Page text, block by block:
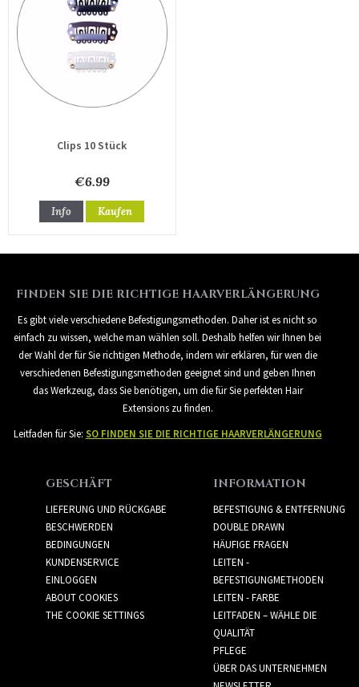
Clips 10 Stück
€6.99
Info Kaufen
FINDEN SIE DIE RICHTIGE HAARVERLÄNGERUNG
Es gibt viele verschiedene Befestigungsmethoden. Daher ist es nicht so
einfach zu wissen, welche man wählen soll. Deshalb helfen wir Ihnen bei
der Wahl der für Sie richtigen Methode, indem wir erklären, für wen die
verschiedenen Befestigungsmethoden geeignet sind und geben Ihnen
das Werkzeug, dass Sie benötigen, um die für Sie perfekten Hair
Extensions zu finden.
Leitfaden für Sie: SO FINDEN SIE DIE RICHTIGE HAARVERLÄNGERUNG
GESCHÄFT
LIEFERUNG UND RÜCKGABE
BESCHWERDEN
BEDINGUNGEN
KUNDENSERVICE
EINLOGGEN
ABOUT COOKIES
THE COOKIE SETTINGS
INFORMATION
BEFESTIGUNG & ENTFERNUNG
DOUBLE DRAWN
HÄUFIGE FRAGEN
LEITEN -
BEFESTIGUNGMETHODEN
LEITEN - FARBE
LEITFADEN – WÄHLE DIE
QUALITÄT
PFLEGE
ÜBER DAS UNTERNEHMEN